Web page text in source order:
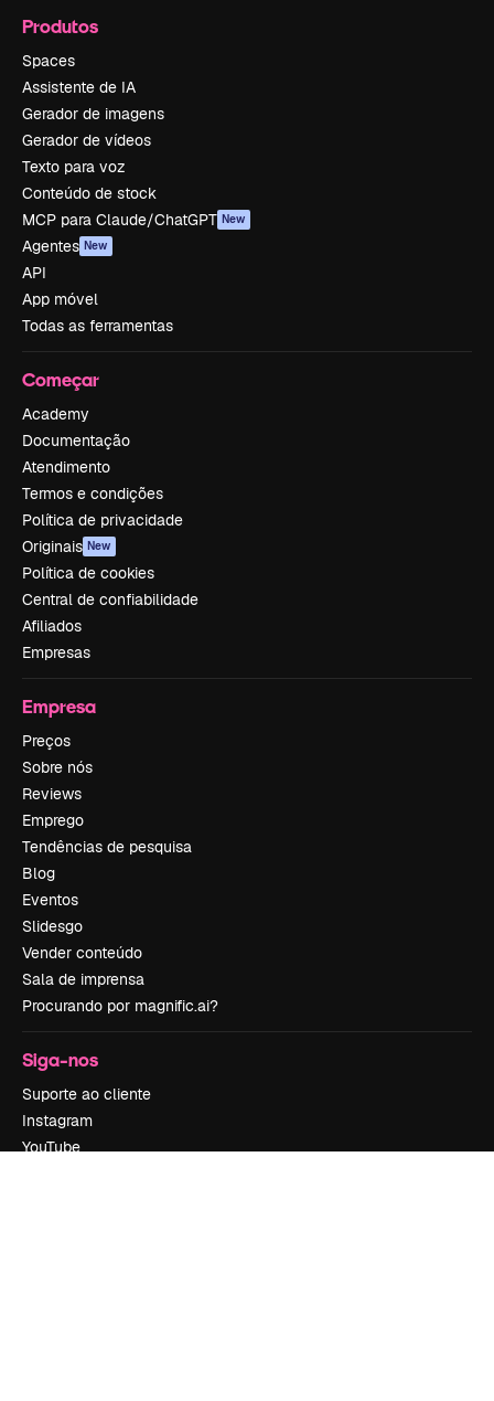
Produtos
Spaces
Assistente de IA
Gerador de imagens
Gerador de vídeos
Texto para voz
Conteúdo de stock
MCP para Claude/ChatGPT New
Agentes New
API
App móvel
Todas as ferramentas
Começar
Academy
Documentação
Atendimento
Termos e condições
Política de privacidade
Originais New
Política de cookies
Central de confiabilidade
Afiliados
Empresas
Empresa
Preços
Sobre nós
Reviews
Emprego
Tendências de pesquisa
Blog
Eventos
Slidesgo
Vender conteúdo
Sala de imprensa
Procurando por magnific.ai?
Siga-nos
Suporte ao cliente
Instagram
YouTube